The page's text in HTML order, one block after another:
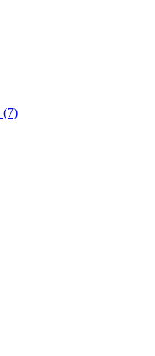
(7)